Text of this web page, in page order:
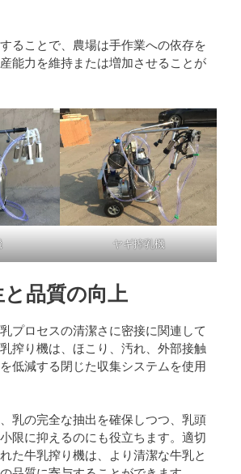
ることで、農場は手作業への依存を
能力を維持または増加させることが
ヤギ搾乳機
品質の向上
プロセスの清潔さに密接に関連して
搾り機は、ほこり、汚れ、外部接触
低減する閉じた収集システムを使用
乳の完全な抽出を確保しつつ、乳頭
限に抑えるのにも役立ちます。適切
た牛乳搾り機は、より清潔な牛乳と